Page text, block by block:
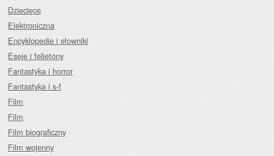
Dziecięce
Elektroniczna
Encyklopedie i słowniki
Eseje i felietony
Fantastyka i horror
Fantastyka i s-f
Film
Film
Film biograficzny
Film wojenny